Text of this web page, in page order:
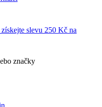
slevu 250 Kč na
značky